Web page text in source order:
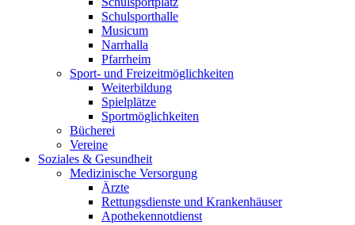
Schulsporthalle
Musicum
Narrhalla
Pfarrheim
Sport- und Freizeitmöglichkeiten
Weiterbildung
Spielplätze
Sportmöglichkeiten
Bücherei
Vereine
Soziales & Gesundheit
Medizinische Versorgung
Ärzte
Rettungsdienste und Krankenhäuser
Apothekennotdienst